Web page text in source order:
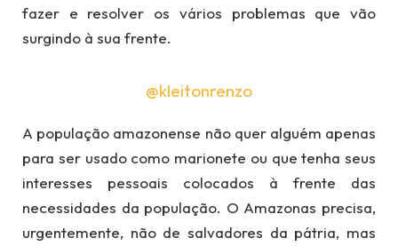
fazer e resolver os vários problemas que vão
surgindo à sua frente.
@kleitonrenzo
A população amazonense não quer alguém apenas
para ser usado como marionete ou que tenha seus
interesses pessoais colocados à frente das
necessidades da população. O Amazonas precisa,
urgentemente, não de salvadores da pátria, mas